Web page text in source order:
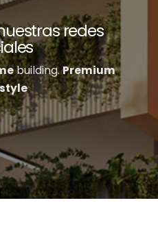
redes
building.Premium